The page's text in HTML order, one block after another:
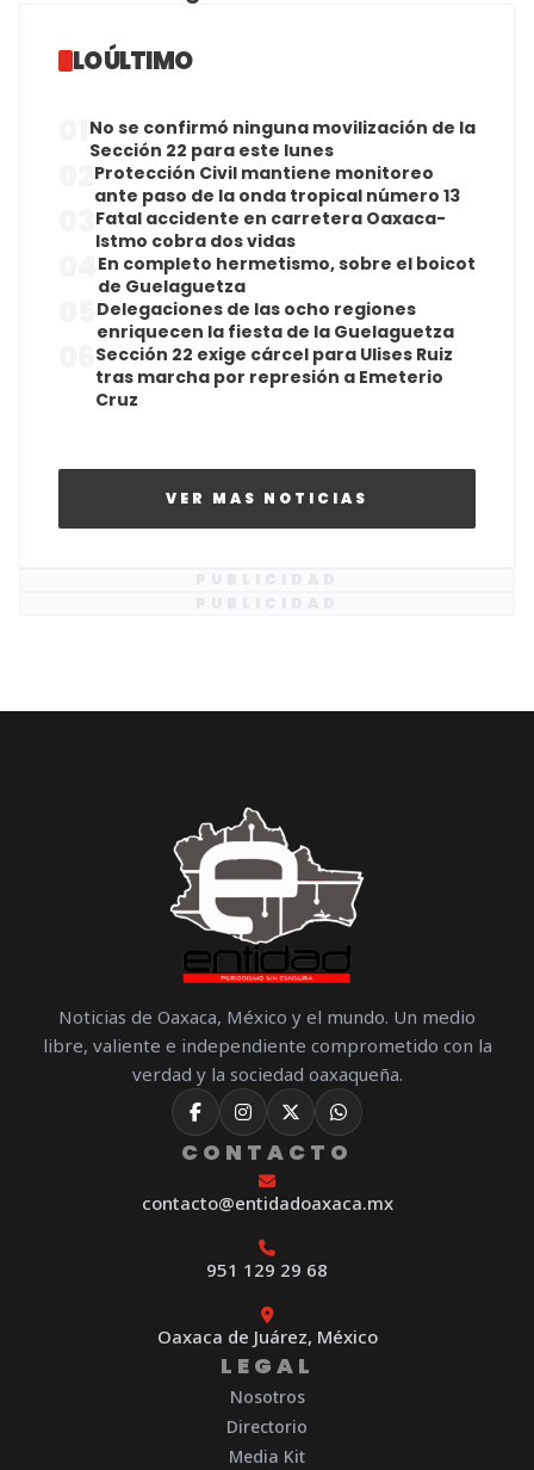
LO ÚLTIMO
No se confirmó ninguna movilización de la
Sección 22 para este lunes
Protección Civil mantiene monitoreo
ante paso de la onda tropical número 13
Fatal accidente en carretera Oaxaca-
Istmo cobra dos vidas
En completo hermetismo, sobre el boicot
de Guelaguetza
Delegaciones de las ocho regiones
enriquecen la fiesta de la Guelaguetza
Sección 22 exige cárcel para Ulises Ruiz
tras marcha por represión a Emeterio
Cruz
VER MAS NOTICIAS
Noticias de Oaxaca, México y el mundo. Un medio
libre, valiente e independiente comprometido con la
verdad y la sociedad oaxaqueña.
CONTACTO
contacto@entidadoaxaca.mx
951 129 29 68
Oaxaca de Juárez, México
LEGAL
Nosotros
Directorio
Media Kit